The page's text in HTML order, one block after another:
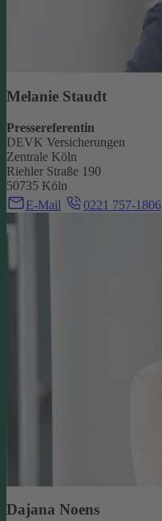
Melanie Staudt
Pressereferentin
DEVK Versicherungen
Zentrale Köln
Riehler Straße 190
50735 Köln
E-Mail
0221 757-1806
Dajana Noens